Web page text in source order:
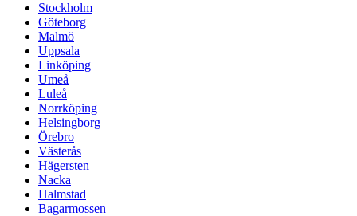
Stockholm
Göteborg
Malmö
Uppsala
Linköping
Umeå
Luleå
Norrköping
Helsingborg
Örebro
Västerås
Hägersten
Nacka
Halmstad
Bagarmossen